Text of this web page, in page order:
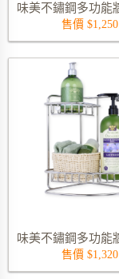
售價 $1,250
售價 $1,320